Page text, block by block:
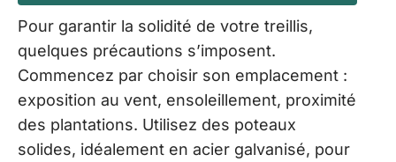
Pour garantir la solidité de votre treillis,
quelques précautions s’imposent.
Commencez par choisir son emplacement :
exposition au vent, ensoleillement, proximité
des plantations. Utilisez des poteaux
solides, idéalement en acier galvanisé, pour